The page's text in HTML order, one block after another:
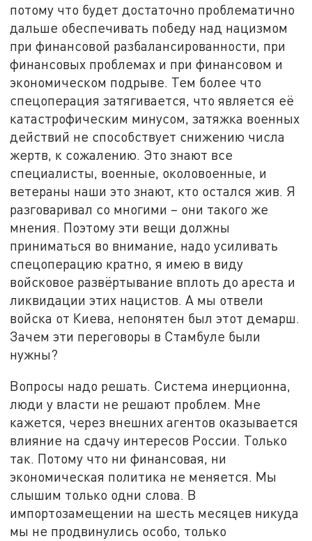
потому что будет достаточно проблематично
дальше обеспечивать победу над нацизмом
при финансовой разбалансированности, при
финансовых проблемах и при финансовом и
экономическом подрыве. Тем более что
спецоперация затягивается, что является её
катастрофическим минусом, затяжка военных
действий не способствует снижению числа
жертв, к сожалению. Это знают все
специалисты, военные, околовоенные, и
ветераны наши это знают, кто остался жив. Я
разговаривал со многими – они такого же
мнения. Поэтому эти вещи должны
приниматься во внимание, надо усиливать
спецоперацию кратно, я имею в виду
войсковое развёртывание вплоть до ареста и
ликвидации этих нацистов. А мы отвели
войска от Киева, непонятен был этот демарш.
Зачем эти переговоры в Стамбуле были
нужны?
Вопросы надо решать. Система инерционна,
люди у власти не решают проблем. Мне
кажется, через внешних агентов оказывается
влияние на сдачу интересов России. Только
так. Потому что ни финансовая, ни
экономическая политика не меняется. Мы
слышим только одни слова. В
импортозамещении на шесть месяцев никуда
мы не продвинулись особо, только